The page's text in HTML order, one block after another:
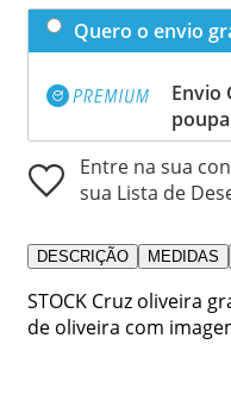
Quero o envio
Envio
Entre na sua
sua Lista de
DESCRIÇÃO MEDIDAS
STOCK Cruz oliveira
de oliveira com